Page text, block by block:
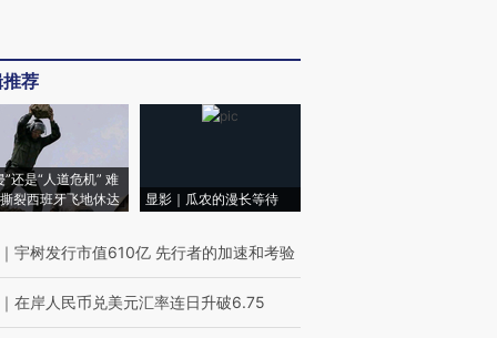
荐
”还是“人道危机” 难
裂西班牙飞地休达
显影｜瓜农的漫长等待
｜ 宇树发行市值610亿 先行者的加速和考验
｜ 在岸人民币兑美元汇率连日升破6.75